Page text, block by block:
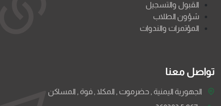
القبول والتسجيل
شؤون الطلاب
المؤتمرات والندوات
تواصل معنا
الجهورية اليمنية , حضرموت , المكلا , فوة , المساكن